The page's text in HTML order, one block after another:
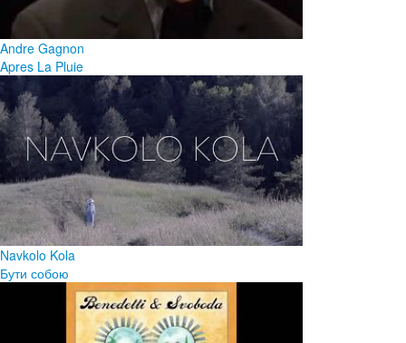
Andre Gagnon
Apres La Pluie
Navkolo Kola
Бути собою